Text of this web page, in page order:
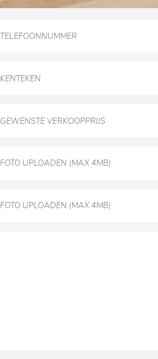
FOTO UPLOADEN (MAX 4MB)
FOTO UPLOADEN (MAX 4MB)